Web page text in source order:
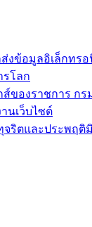
งข้อมูลอิเล็กทร
รโลก
ของราชการ กร
นเว็บไซต์
จริตและประพฤ